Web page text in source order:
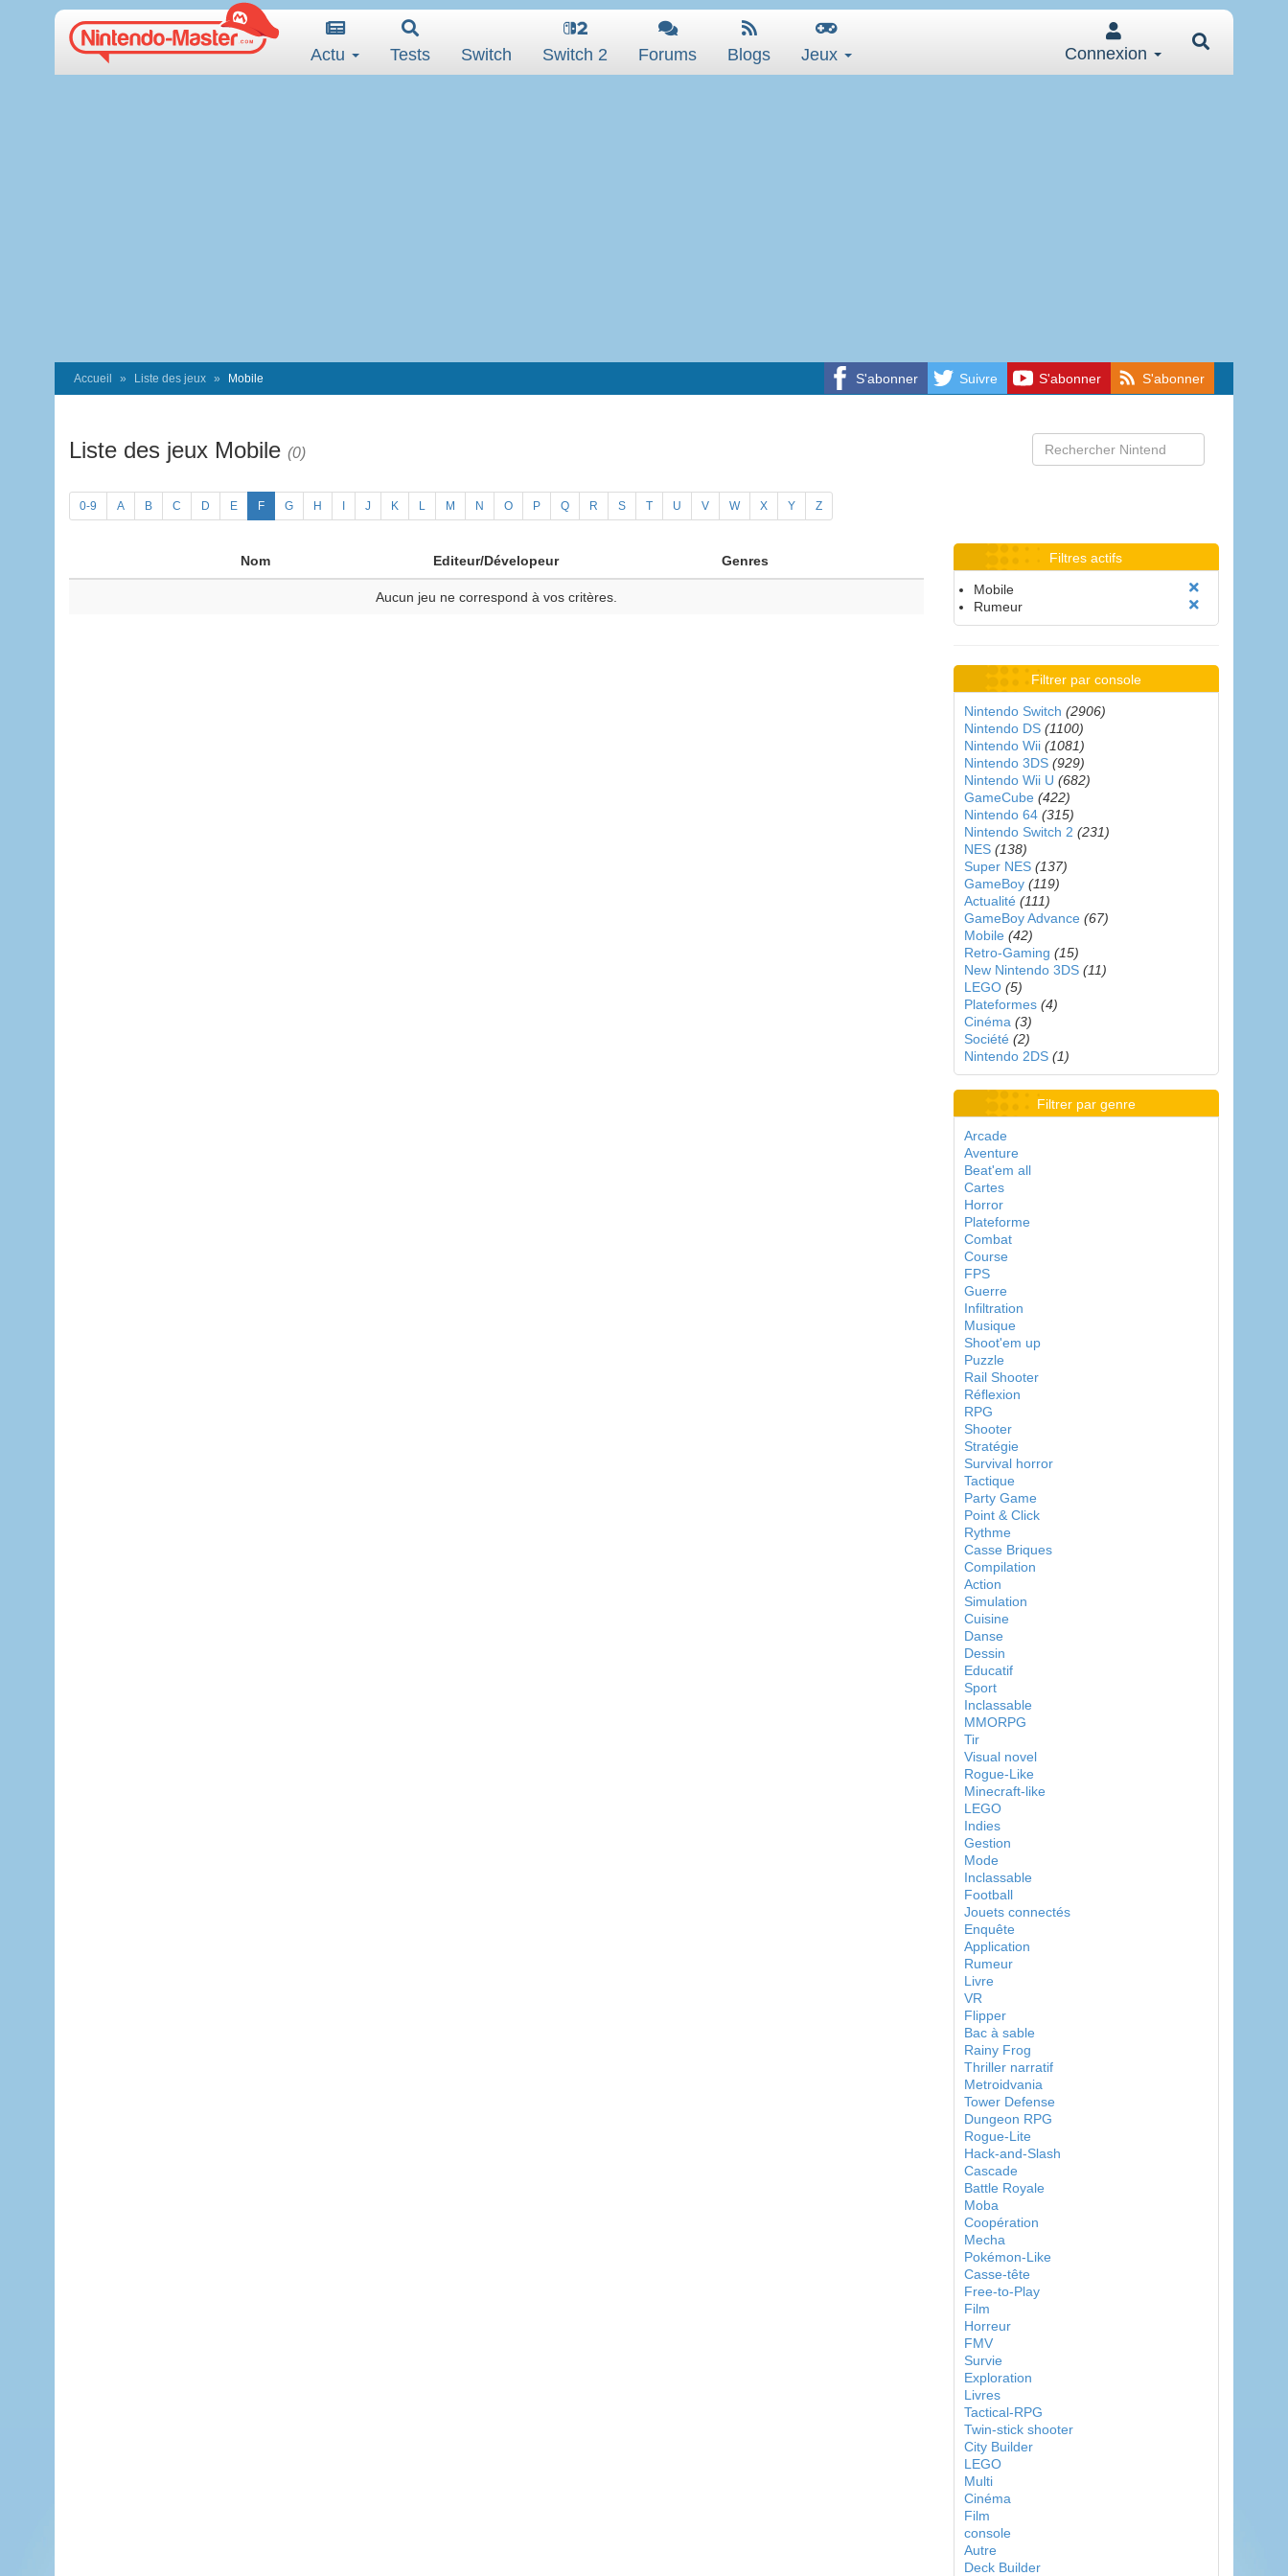
Actu Tests Switch Switch 2 Forums Blogs Jeux Connexion
S'abonner Suivre S'abonner S'abonner
Accueil Liste des jeux Mobile
Liste des jeux Mobile (0)
0-9 A B C D E F G H J K L M N O P Q R S T U V W X Y Z
Nom Editeur/Dévelopeur Genres
Aucun jeu ne correspond à vos critères.
Filtres actifs
Mobile
Rumeur
Filtrer par console
Nintendo Switch (2906)
Nintendo DS (1100)
Nintendo Wii (1081)
Nintendo 3DS (929)
Nintendo Wii U (682)
GameCube (422)
Nintendo 64 (315)
Nintendo Switch 2 (231)
NES (138)
Super NES (137)
GameBoy (119)
Actualité (111)
GameBoy Advance (67)
Mobile (42)
Retro-Gaming (15)
New Nintendo 3DS (11)
LEGO (5)
Plateformes (4)
Cinéma (3)
Société (2)
Nintendo 2DS (1)
Filtrer par genre
Arcade
Aventure
Beat'em all
Cartes
Horror
Plateforme
Combat
Course
FPS
Guerre
Infiltration
Musique
Shoot'em up
Puzzle
Rail Shooter
Réflexion
RPG
Shooter
Stratégie
Survival horror
Tactique
Party Game
Point & Click
Rythme
Casse Briques
Compilation
Action
Simulation
Cuisine
Danse
Dessin
Educatif
Sport
Inclassable
MMORPG
Tir
Visual novel
Rogue-Like
Minecraft-like
LEGO
Indies
Gestion
Mode
Inclassable
Football
Jouets connectés
Enquête
Application
Rumeur
Livre
VR
Flipper
Bac à sable
Rainy Frog
Thriller narratif
Metroidvania
Tower Defense
Dungeon RPG
Rogue-Lite
Hack-and-Slash
Cascade
Battle Royale
Moba
Coopération
Mecha
Pokémon-Like
Casse-tête
Free-to-Play
Film
Horreur
FMV
Survie
Exploration
Livres
Tactical-RPG
Twin-stick shooter
City Builder
LEGO
Multi
Cinéma
Film
console
Autre
Deck Builder